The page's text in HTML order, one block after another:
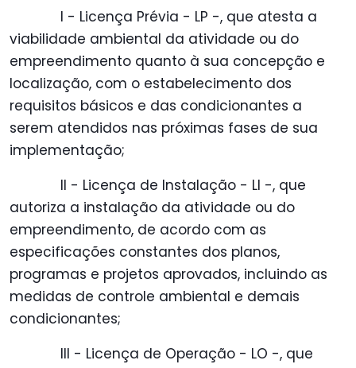
I - Licença Prévia - LP -, que atesta a
viabilidade ambiental da atividade ou do
empreendimento quanto à sua concepção e
localização, com o estabelecimento dos
requisitos básicos e das condicionantes a
serem atendidos nas próximas fases de sua
implementação;
II - Licença de Instalação - LI -, que
autoriza a instalação da atividade ou do
empreendimento, de acordo com as
especificações constantes dos planos,
programas e projetos aprovados, incluindo as
medidas de controle ambiental e demais
condicionantes;
III - Licença de Operação - LO -, que